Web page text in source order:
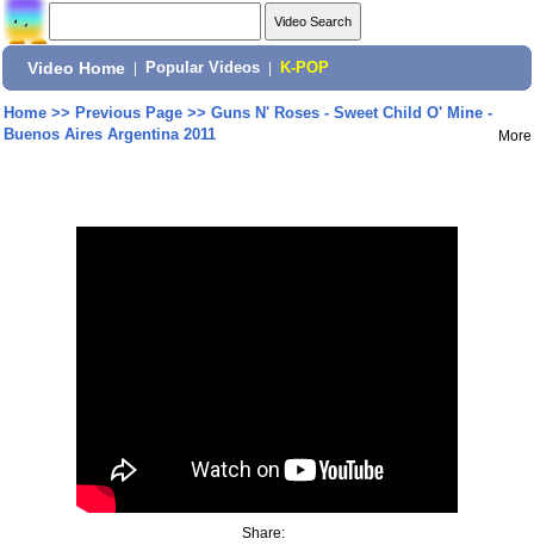
Video Home Popular Videos K-POP
Home>> Previous Page>> Guns N' Roses - Sweet Child O' Mine -
Buenos Aires Argentina 2011
More
Share: